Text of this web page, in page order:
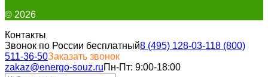
© 2026
Контакты
Звонок по России бесплатный8 (495) 128-03-118 (800)
511-36-50Заказать звонок
zakaz@energo-souz.ruПн-Пт: 9:00-18:00